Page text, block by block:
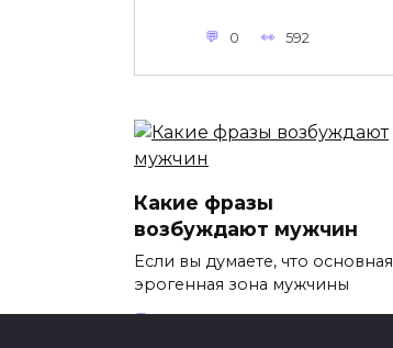
0 592
Какие фразы
возбуждают мужчин
Если вы думаете, что основная
эрогенная зона мужчины
0 787